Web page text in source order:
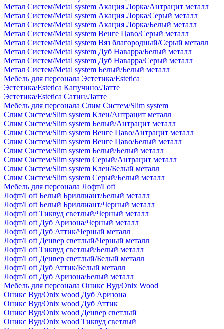
Метал Систем/Metal system Акация Лорка/Антрацит металл
Метал Систем/Metal system Акация Лорка/Серый металл
Метал Систем/Metal system Акация Лорка/Белый металл
Метал Систем/Metal system Венге Цаво/Серый металл
Метал Систем/Metal system Вяз благородный/Серый металл
Метал Систем/Metal system Дуб Наварра/Белый металл
Метал Систем/Metal system Дуб Наварра/Серый металл
Метал Систем/Metal system Белый/Белый металл
Мебель для персонала Эстетика/Estetica
Эстетика/Estetica Капучино/Латте
Эстетика/Estetica Сатин/Латте
Мебель для персонала Слим Систем/Slim system
Слим Систем/Slim system Клен/Антрацит металл
Слим Систем/Slim system Белый/Антрацит металл
Слим Систем/Slim system Венге Цаво/Антрацит металл
Слим Систем/Slim system Венге Цаво/Белый металл
Слим Систем/Slim system Белый/Белый металл
Слим Систем/Slim system Серый/Антрацит металл
Слим Систем/Slim system Клен/Белый металл
Слим Систем/Slim system Серый/Белый металл
Мебель для персонала Лофт/Loft
Лофт/Loft Белый Бриллиант/Белый металл
Лофт/Loft Белый Бриллиант/Черный металл
Лофт/Loft Тиквуд светлый/Черный металл
Лофт/Loft Дуб Аризона/Черный металл
Лофт/Loft Дуб Аттик/Черный металл
Лофт/Loft Денвер светлый/Черный металл
Лофт/Loft Тиквуд светлый/Белый металл
Лофт/Loft Денвер светлый/Белый металл
Лофт/Loft Дуб Аттик/Белый металл
Лофт/Loft Дуб Аризона/Белый металл
Мебель для персонала Оникс Вуд/Onix Wood
Оникс Вуд/Onix wood Дуб Аризона
Оникс Вуд/Onix wood Дуб Аттик
Оникс Вуд/Onix wood Денвер светлый
Оникс Вуд/Onix wood Тиквуд светлый